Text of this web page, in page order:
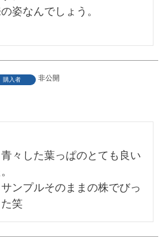
姿なんでしょう。
購入者
非公開
々した葉っぱのとても良い
ンプルそのままの株でびっ
笑